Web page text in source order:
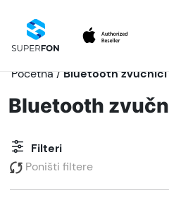
Početna / Bluetooth zvučnici
Bluetooth
Filteri
Poništi filtere